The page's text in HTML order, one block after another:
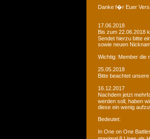
Danke f�r Euer
17.06.2018
Bis zum 22.06.2018
Sendet hierzu bitte
sowie neuen
Wichtig: Member
25.05.2018
Bitte beachtet
16.12.2017
Nachdem jetzt
werden soll, haben
diese ein wenig
Bedeutet:
In One on One